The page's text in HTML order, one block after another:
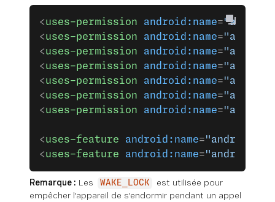
<uses-permission android:name=
<uses-permission android:name=
<uses-permission android:name=
<uses-permission android:name=
<uses-permission android:name=
<uses-permission android:name=
<uses-permission android:name=
<uses-feature android:name=
<uses-feature android:name=
Remarque : Les WAKE_LOCK
est utilisée pour
empêcher l'appareil de s'endormir pendant un appel